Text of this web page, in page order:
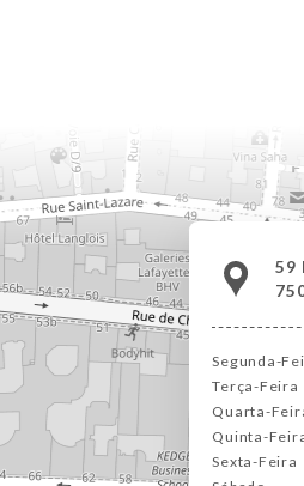
59
Segunda-
Terça-Feira
Quarta-
Quinta-
Sexta-Feira